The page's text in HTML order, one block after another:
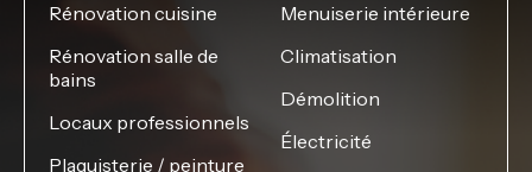
Rénovation cuisine
Rénovation salle de
bains
Locaux professionnels
Plaquisterie / peinture
Menuiserie intérieure
Climatisation
Démolition
Électricité